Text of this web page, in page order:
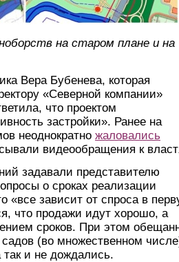
на старом плане и на
Вера Бубенева, которая
«Северной компании»
что проектом
застройки». Ранее на
неоднократно жаловались
видеообращения к
задавали представителю
о сроках реализации
«все зависит от спроса в
что продажи идут хорошо, а
сроков. При этом
(во множественном
так и не дождались.